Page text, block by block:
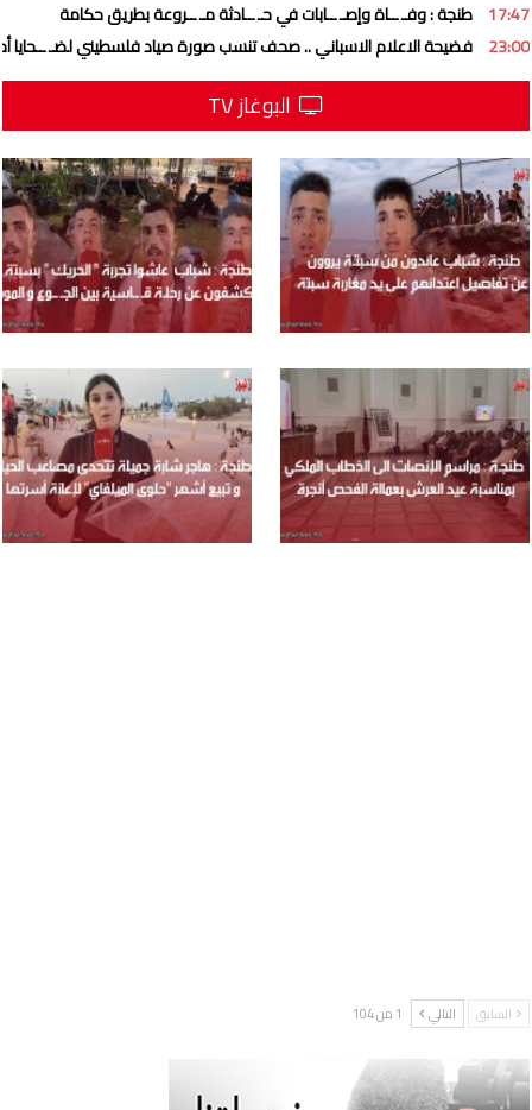
17:47 طنجة : وفـ ــاة وإصـ ــابات في حـ ــادثة مـ ــروعة بطريق حكامة
23:00 فضيحة الاعلام الاسباني .. صحف تنسب صورة صياد فلسطيني لضـ ــحايا
البوغاز TV
السابق التالي 1 من 104